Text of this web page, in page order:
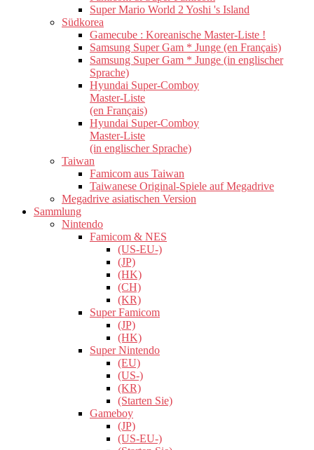
Super Mario World 2 Yoshi 's Island
Südkorea
Gamecube : Koreanische Master-Liste !
Samsung Super Gam * Junge (en Français)
Samsung Super Gam * Junge (in englischer
Sprache)
Hyundai Super-Comboy
Master-Liste
(en Français)
Hyundai Super-Comboy
Master-Liste
(in englischer Sprache)
Taiwan
Famicom aus Taiwan
Taiwanese Original-Spiele auf Megadrive
Megadrive asiatischen Version
Sammlung
Nintendo
Famicom & NES
(US-EU-)
(JP)
(HK)
(CH)
(KR)
Super Famicom
(JP)
(HK)
Super Nintendo
(EU)
(US-)
(KR)
(Starten Sie)
Gameboy
(JP)
(US-EU-)